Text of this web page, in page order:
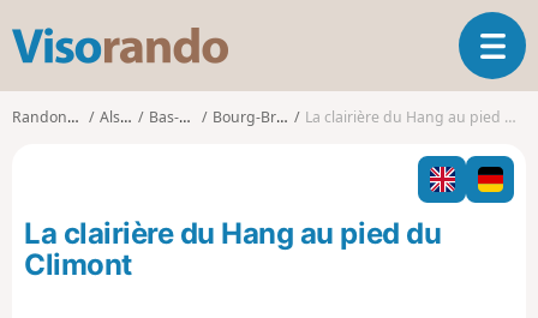
s
o
o
O
u
v
i
r
l
Randonnées Alsace Bas-Rhin Bourg-Bruche La clairière du Hang au pied du Climont
La clairière du Hang au pied du
Climont